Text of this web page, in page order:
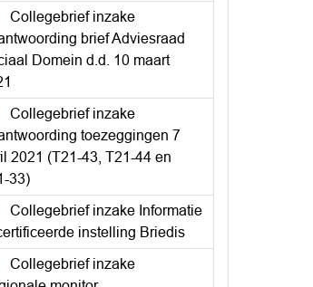
Collegebrief inzake
brief Adviesraad
Domein d.d. 10 maart
Collegebrief inzake
toezeggingen 7
2021 (T21-43, T21-44 en
33)
Collegebrief inzake Informatie
instelling Briedis
Collegebrief inzake